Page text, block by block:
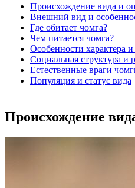
Происхождение вида и
Внешний вид и
Где обитает чомга?
Чем питается чомга?
Особенности характера
Социальная структура и
Естественные враги
Популяция и статус вида
Происхождение